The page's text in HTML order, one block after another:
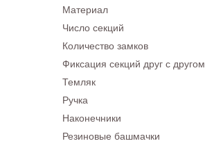
Материал
Число секций
Количество замков
Фиксация секций друг с другом
Темляк
Ручка
Наконечники
Резиновые башмачки